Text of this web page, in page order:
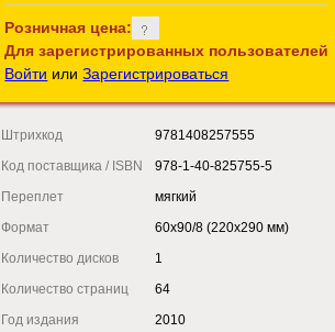
Розничная цена:
Для зарегистрированных пользователей
Войти илиЗарегистрироваться
Штрихкод
9781408257555
Код поставщика / ISBN
978-1-40-825755-5
Переплет
мягкий
Формат
60x90/8 (220x290 мм)
Количество дисков
1
Количество страниц
64
Год издания
2010